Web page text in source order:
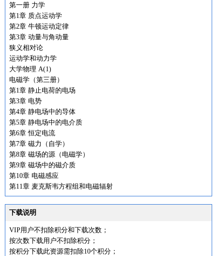
第一册 力学
第1章 质点运动学
第2章 牛顿运动定律
第3章 动量与角动量
狭义相对论
运动学和动力学
大学物理 A(1)
电磁学（第三册）
第1章 静止电荷的电场
第3章 电势
第4章 静电场中的导体
第5章 静电场中的电介质
第6章 恒定电流
第7章 磁力（自学）
第8章 磁场的源（电磁学）
第9章 磁场中的磁介质
第10章 电磁感应
第11章 麦克斯韦方程组和电磁辐射
下载说明
VIP用户不扣除积分和下载次数；
按次数下载用户不扣除积分；
按积分下载此资源需扣除10个积分；